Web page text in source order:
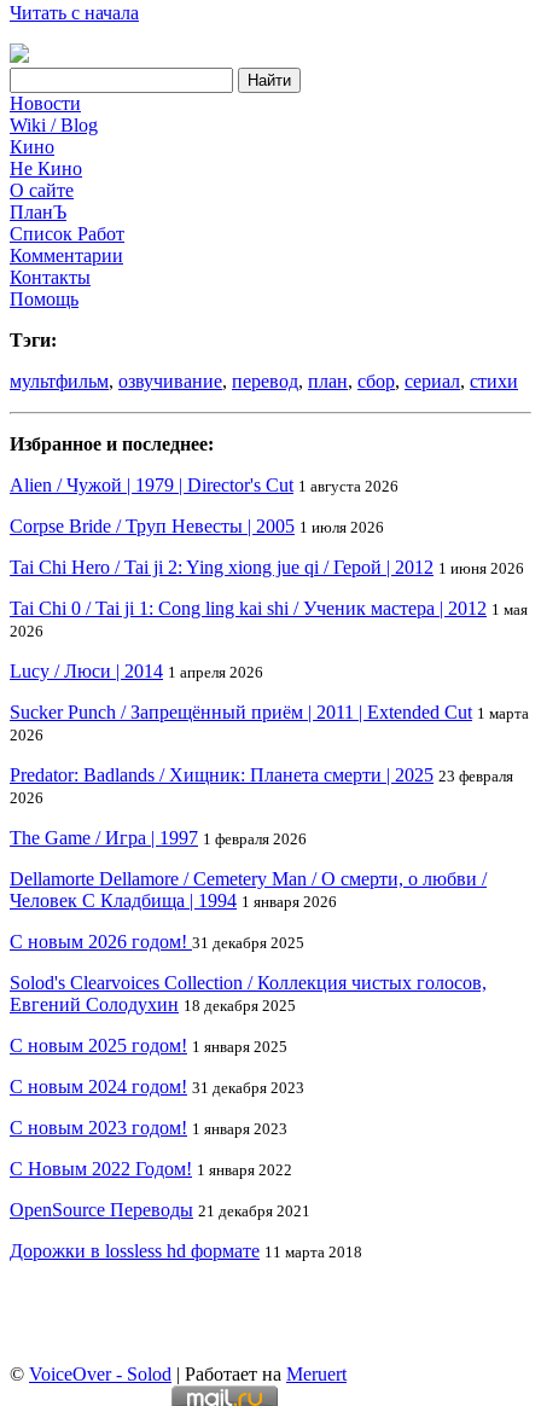
Читать с начала
Новости
Wiki / Blog
Кино
Не Кино
О сайте
ПланЪ
Список Работ
Комментарии
Контакты
Помощь
Тэги:
мультфильм, озвучивание, перевод, план, сбор, сериал, стихи
Избранное и последнее:
Alien / Чужой | 1979 | Director's Cut 1 августа 2026
Corpse Bride / Труп Невесты | 2005 1 июля 2026
Tai Chi Hero / Tai ji 2: Ying xiong jue qi / Герой | 2012 1 июня 2026
Tai Chi 0 / Tai ji 1: Cong ling kai shi / Ученик мастера | 2012 1 мая
2026
Lucy / Люси | 2014 1 апреля 2026
Sucker Punch / Запрещённый приём | 2011 | Extended Cut 1 марта
2026
Predator: Badlands / Хищник: Планета смерти | 2025 23 февраля
2026
The Game / Игра | 1997 1 февраля 2026
Dellamorte Dellamore / Cemetery Man / О смерти, о любви /
Человек С Кладбища | 1994 1 января 2026
С новым 2026 годом! 31 декабря 2025
Solod's Clearvoices Collection / Коллекция чистых голосов,
Евгений Солодухин 18 декабря 2025
С новым 2025 годом! 1 января 2025
С новым 2024 годом! 31 декабря 2023
С новым 2023 годом! 1 января 2023
С Новым 2022 Годом! 1 января 2022
OpenSource Переводы 21 декабря 2021
Дорожки в lossless hd формате 11 марта 2018
© VoiceOver - Solod | Работает на Meruert